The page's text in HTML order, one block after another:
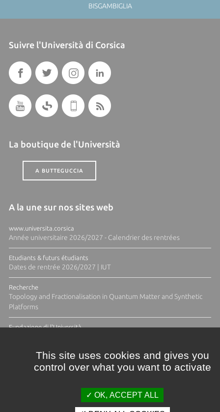
BISGAMBIGLIA
Suivre l'Università di Corsica
La boutique de l'Università
A BUTTEGUCCIA
A la une sur nos sites web
www.universita.corsica
Année universitaire 2026/2027 - Calendrier des rentrées
Etudiants & futurs étudiants
Dates de rentrée 2026/2027 | IUT
Recherche
Topology and Fractionalisation in Quantum Matter and Synthetic
Platforms
Fundazione di l'Università
This site uses cookies and gives you
control over what you want to activate
OK, ACCEPT ALL